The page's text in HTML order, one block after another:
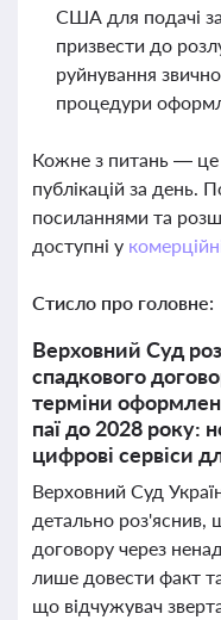
США для подачі
призвести до
руйнування
процедури
Кожне з питань — це
публікацій за день.
посиланнями та
доступні у
Стисло про головне:
Верховний Суд
спадкового
терміни
паї до 2028 року:
цифрові сервіси
Верховний Суд
детально роз'яснив,
договору через
лише довести факт
що відчужувач